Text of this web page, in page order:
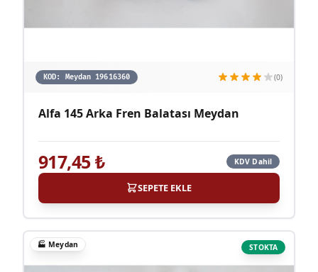
KOD: Meydan 19616360 (0)
Alfa 145 Arka Fren Balatası Meydan
917,45₺ KDV Dahil
SEPETE EKLE
STOKTA
🏭 Meydan